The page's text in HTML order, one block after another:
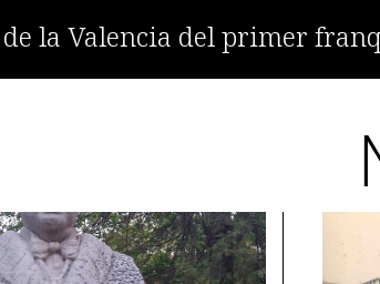
la Valencia del primer